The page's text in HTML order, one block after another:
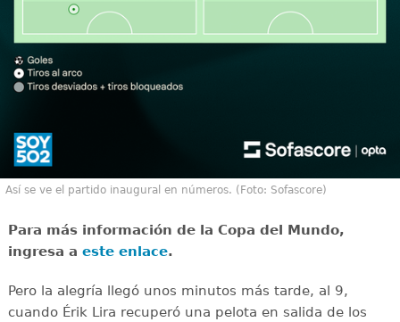
Así se ve el partido inaugural en números. (Foto: Sofascore)
Para más información de la Copa del Mundo,
ingresa a este enlace.
Pero la alegría llegó unos minutos más tarde, al 9,
cuando Érik Lira recuperó una pelota en salida de los